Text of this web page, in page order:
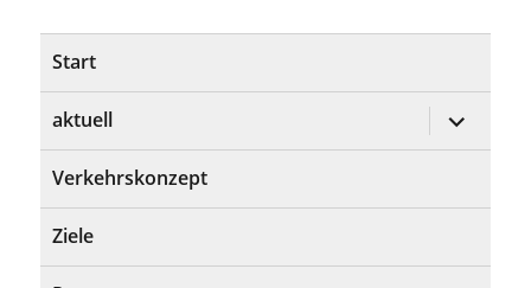
Start
aktuell öffnen
Verkehrskonzept
Ziele